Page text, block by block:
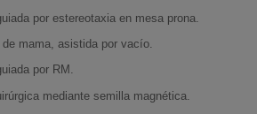
por estereotaxia en mesa prona.
mama, asistida por vacío.
por RM.
mediante semilla magnética.